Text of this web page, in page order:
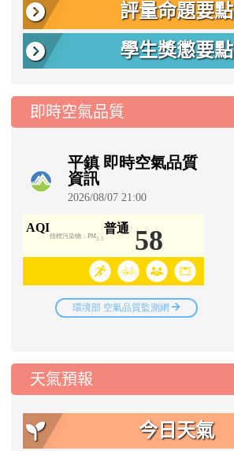
評量命題要點
學生獎懲要點
即時空氣品質
天氣預報
今日天氣